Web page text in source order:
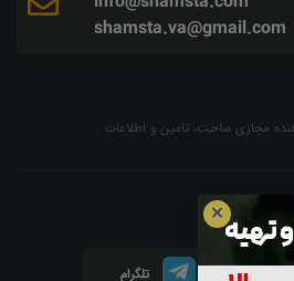
shamsta.va@gmail.com
لینکدین تلگرام
✕